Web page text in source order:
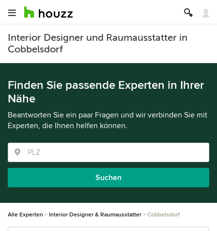
Interior Designer und Raumausstatter in
Cobbelsdorf
Finden Sie passende Experten in Ihrer
Nähe
Beantworten Sie ein paar Fragen und wir verbinden Sie mit
Experten, die Ihnen helfen können.
Suchen
Alle Experten Interior Designer & Raumausstatter Cobbelsdorf